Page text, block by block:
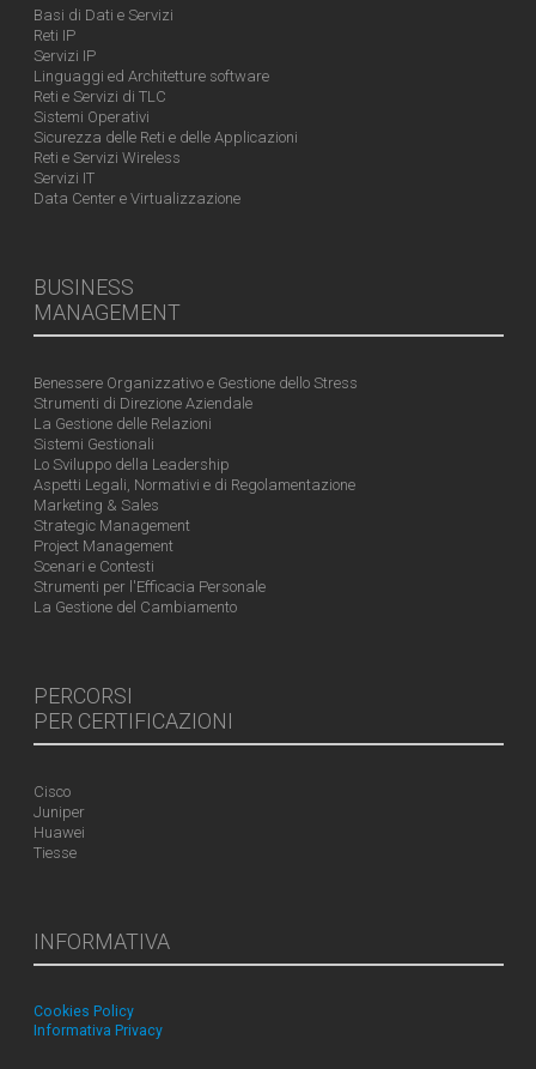
Basi di Dati e Servizi
Reti IP
Servizi IP
Linguaggi ed Architetture software
Reti e Servizi di TLC
Sistemi Operativi
Sicurezza delle Reti e delle Applicazioni
Reti e Servizi Wireless
Servizi IT
Data Center e Virtualizzazione
BUSINESS
MANAGEMENT
Benessere Organizzativo e Gestione dello Stress
Strumenti di Direzione Aziendale
La Gestione delle Relazioni
Sistemi Gestionali
Lo Sviluppo della Leadership
Aspetti Legali, Normativi e di Regolamentazione
Marketing & Sales
Strategic Management
Project Management
Scenari e Contesti
Strumenti per l'Efficacia Personale
La Gestione del Cambiamento
PERCORSI
PER CERTIFICAZIONI
Cisco
Juniper
Huawei
Tiesse
INFORMATIVA
Cookies Policy
Informativa Privacy